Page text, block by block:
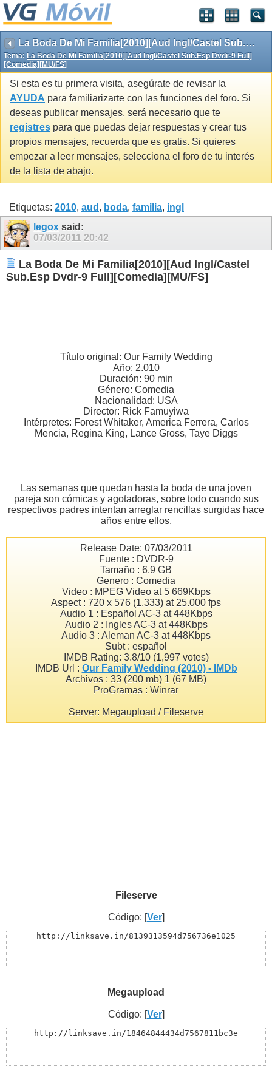
La Boda De Mi Familia[2010][Aud Ingl/Castel Sub.Esp Dvdr-9 Full][Comedia][MU/FS]
Tema: La Boda De Mi Familia[2010][Aud Ingl/Castel Sub.Esp Dvdr-9 Full]
[Comedia][MU/FS]
Si esta es tu primera visita, asegúrate de revisar la
AYUDA para familiarizarte con las funciones del foro. Si
deseas publicar mensajes, será necesario que te
registres para que puedas dejar respuestas y crear tus
propios mensajes, recuerda que es gratis. Si quieres
empezar a leer mensajes, selecciona el foro de tu interés
de la lista de abajo.
Etiquetas: 2010, aud , boda, familia, ingl
legox said:
07/03/2011 20:42
La Boda De Mi Familia[2010][Aud Ingl/Castel
Sub.Esp Dvdr-9 Full][Comedia][MU/FS]
Título original: Our Family Wedding
Año: 2.010
Duración: 90 min
Género: Comedia
Nacionalidad: USA
Director: Rick Famuyiwa
Intérpretes: Forest Whitaker, America Ferrera, Carlos
Mencia, Regina King, Lance Gross, Taye Diggs
Las semanas que quedan hasta la boda de una joven
pareja son cómicas y agotadoras, sobre todo cuando sus
respectivos padres intentan arreglar rencillas surgidas hace
años entre ellos.
Release Date: 07/03/2011
Fuente : DVDR-9
Tamaño : 6.9 GB
Genero : Comedia
Video : MPEG Video at 5 669Kbps
Aspect : 720 x 576 (1.333) at 25.000 fps
Audio 1 : Español AC-3 at 448Kbps
Audio 2 : Ingles AC-3 at 448Kbps
Audio 3 : Aleman AC-3 at 448Kbps
Subt : español
IMDB Rating: 3.8/10 (1,997 votes)
IMDB Url : Our Family Wedding (2010) - IMDb
Archivos : 33 (200 mb) 1 (67 MB)
ProGramas : Winrar
Server: Megaupload / Fileserve
Fileserve
Código: [Ver]
http://linksave.in/8139313594d756736e1025
Megaupload
Código: [Ver]
http://linksave.in/18464844434d7567811bc3e